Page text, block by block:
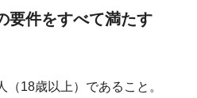
要件をすべて満たす
（18歳以上）であること。